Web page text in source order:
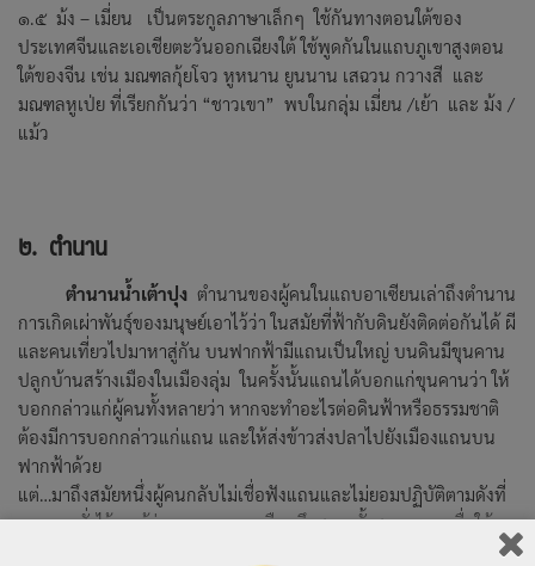
๑.๕ ม้ง – เมี่ยน เป็นตระกูลภาษาเล็กๆ ใช้กันทางตอนใต้ของ
ประเทศจีนและเอเชียตะวันออกเฉียงใต้ ใช้พูดกันในแถบภูเขาสูงตอน
ใต้ของจีน เช่น มณฑลกุ้ยโจว หูหนาน ยูนนาน เสฉวน กวางสี และ
มณฑลหูเป่ย ที่เรียกกันว่า “ชาวเขา” พบในกลุ่ม เมี่ยน /เย้า และ ม้ง /
แม้ว
๒. ตำนาน
ตำนานน้ำเต้าปุง ตำนานของผู้คนในแถบอาเซียนเล่าถึงตำนาน
การเกิดเผ่าพันธุ์ของมนุษย์เอาไว้ว่า ในสมัยที่ฟ้ากับดินยังติดต่อกันได้ ผี
และคนเที่ยวไปมาหาสู่กัน บนฟากฟ้ามีแถนเป็นใหญ่ บนดินมีขุนคาน
ปลูกบ้านสร้างเมืองในเมืองลุ่ม ในครั้งนั้นแถนได้บอกแก่ขุนคานว่า ให้
บอกกล่าวแก่ผู้คนทั้งหลายว่า หากจะทำอะไรต่อดินฟ้าหรือธรรมชาติ
ต้องมีการบอกกล่าวแก่แถน และให้ส่งข้าวส่งปลาไปยังเมืองแถนบน
ฟากฟ้าด้วย
แต่…มาถึงสมัยหนึ่งผู้คนกลับไม่เชื่อฟังแถนและไม่ยอมปฏิบัติตามดังที่
แถนเคยสั่งไว้ แม้ว่าแถนจะลงมาเตือนถึงสองครั้งสองครา เพื่อให้
มนุษย์กลับไปส่งข้าวปลาให้แถนผู้คนก็ยังไม่นำพา… แถนจึงบันดาลให้